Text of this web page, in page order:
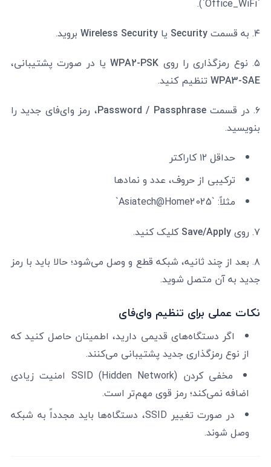
`Office_WiFi`).
۴. به قسمت
Security یا Wireless Security بروید.
۵. نوع رمزگذاری را روی
WPA2-PSKیا در صورت پشتیبانی،
WPA3-SAEتنظیم کنید.
۶. در قسمت
Password / Passphrase، رمز وای‌فای جدید را
بنویسید.
حداقل ۱۲ کاراکتر
ترکیبی از حروف، عدد و نمادها
مثلاً: `Asiatech@Home2025`
۷. روی
Save/Applyکلیک کنید.
۸. بعد از چند ثانیه، شبکه قطع و وصل می‌شود؛ حالا باید با رمز
جدید به آن متصل شوید.
نکات عملی برای تنظیم وای‌فای
اگر دستگاه‌های قدیمی دارید، اطمینان حاصل کنید که
از نوع رمزگذاری جدید پشتیبانی می‌کنند.
مخفی کردن SSID (Hidden Network) امنیت زیادی
اضافه نمی‌کند؛ رمز قوی مهم‌تر است.
در صورت تغییر SSID، دستگاه‌ها باید مجدداً به شبکه
وصل شوند.